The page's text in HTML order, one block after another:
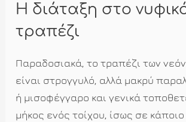
Η διάταξη στο
τραπέζι
Παραδοσιακά, το τραπέζι των
είναι στρογγυλό, αλλά μακρύ
ή μισοφέγγαρο και γενικά
μήκος ενός τοίχου, ίσως σε